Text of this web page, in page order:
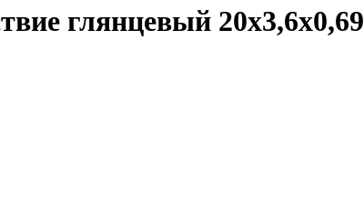
глянцевый 20x3,6x0,69